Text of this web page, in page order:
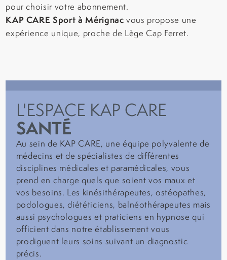
pour choisir votre abonnement.
KAP CARE Sport à Mérignac vous propose une
expérience unique, proche de Lège Cap Ferret.
L'ESPACE KAP CARE
SANTÉ
Au sein de KAP CARE, une équipe polyvalente de
médecins et de spécialistes de différentes
disciplines médicales et paramédicales, vous
prend en charge quels que soient vos maux et
vos besoins. Les kinésithérapeutes, ostéopathes,
podologues, diététiciens, balnéothérapeutes mais
aussi psychologues et praticiens en hypnose qui
officient dans notre établissement vous
prodiguent leurs soins suivant un diagnostic
précis.